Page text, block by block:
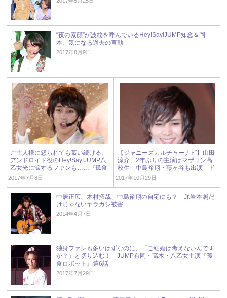
“夜の素顔”が波紋を呼んでいるHey!Say!JUMP知念＆岡
本、気になる過去の言動
2017年8月9日
ご主人様に怒られても慕い続ける、
アンドロイド役のHey!Say!JUMP八
乙女光に涙するファンも……『孤食
ロボット』第3話
2017年7月8日
【ジャニーズカルチャーナビ】山田
涼介、2年ぶりの主演はマザコン高
校生 中島裕翔・藤ヶ谷も出演 ド
ラマ『理想の息子』
2017年10月29日
中居正広、木村拓哉、中島裕翔の自宅にも？ Jr.岩本照だ
けじゃないヤラカシ被害
2014年4月7日
独身ファンも多いはずなのに、「ご結婚は考えないんです
か？」と切り込む！ JUMP有岡・高木・八乙女主演『孤
食ロボット』第6話
2017年7月29日